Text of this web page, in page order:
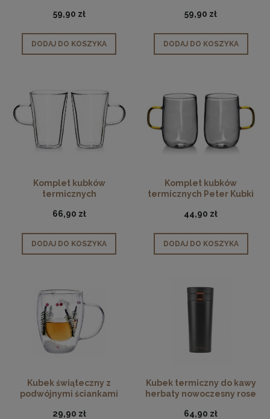
1200ml
59,90 zł
DODAJ DO KOSZYKA
1200ml
59,90 zł
DODAJ DO KOSZYKA
Komplet kubków
termicznych
66,90 zł
DODAJ DO KOSZYKA
Komplet kubków
termicznych Peter Kubki
44,90 zł
DODAJ DO KOSZYKA
Kubek świąteczny z
podwójnymi ściankami
29,90 zł
Kubek termiczny do kawy
herbaty nowoczesny rose
64,90 zł